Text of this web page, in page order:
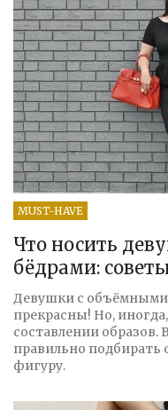
MUST-HAVE
Что носить
бёдрами:
Девушки с
прекрасны! Но,
составлении образов.
правильно подбирать
фигуру.